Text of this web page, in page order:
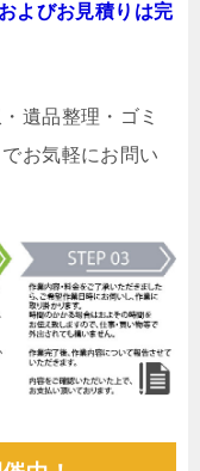
よびお見積りは完
遺品整理・ゴミ
お気軽にお問い